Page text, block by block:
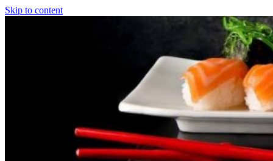
Skip to content